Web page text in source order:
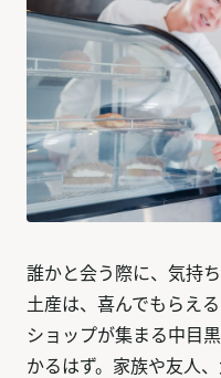
誰かと会う際に、気持
土産は、喜んでもらえ
ショップが集まる中目
かるはず。家族や友人